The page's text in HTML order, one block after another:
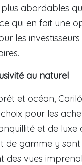
abordables
qui en fait une
les
au naturel
et océan,
pour les
et de luxe
de gamme y
des vues